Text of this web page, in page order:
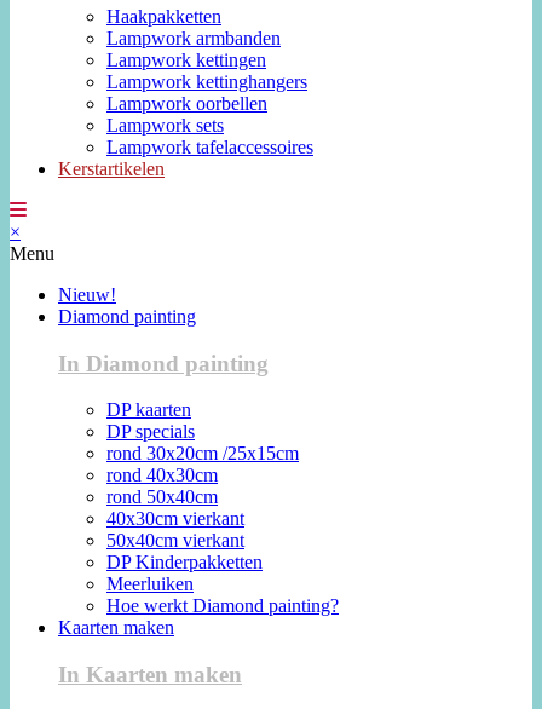
Haakpakketten
Lampwork armbanden
Lampwork kettingen
Lampwork kettinghangers
Lampwork oorbellen
Lampwork sets
Lampwork tafelaccessoires
Kerstartikelen
×
Menu
Nieuw!
Diamond painting
In Diamond painting
DP kaarten
DP specials
rond 30x20cm /25x15cm
rond 40x30cm
rond 50x40cm
40x30cm vierkant
50x40cm vierkant
DP Kinderpakketten
Meerluiken
Hoe werkt Diamond painting?
Kaarten maken
In Kaarten maken